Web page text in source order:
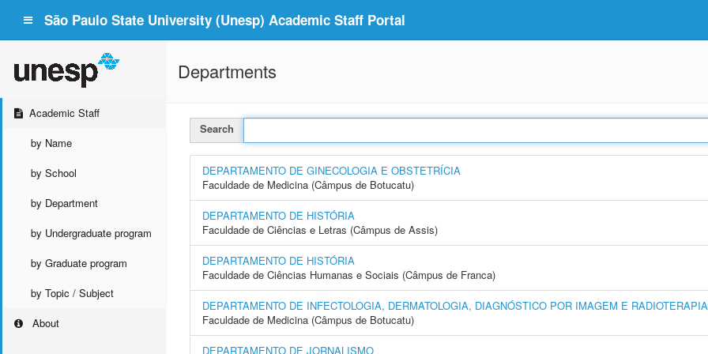
São Paulo State University (Unesp) Academic Staff Portal
Academic Staff
by Name
by School
by Department
by Undergraduate program
by Graduate program
by Topic / Subject
About
Departments
Search
DEPARTAMENTO DE GINECOLOGIA E OBSTETRÍCIA
Faculdade de Medicina (Câmpus de Botucatu)
DEPARTAMENTO DE HISTÓRIA
Faculdade de Ciências e Letras (Câmpus de Assis)
DEPARTAMENTO DE HISTÓRIA
Faculdade de Ciências Humanas e Sociais (Câmpus de Franca)
DEPARTAMENTO DE INFECTOLOGIA, DERMATOLOGIA, DIAGNÓSTICO POR IMAGEM E RADIOTERAPIA
Faculdade de Medicina (Câmpus de Botucatu)
DEPARTAMENTO DE JORNALISMO